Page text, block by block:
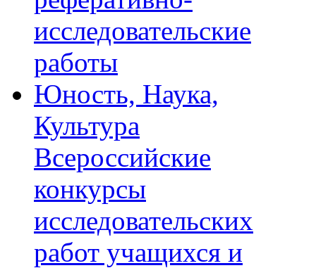
исследовательские
работы
Юность, Наука,
Культура
Всероссийские
конкурсы
исследовательских
работ учащихся и